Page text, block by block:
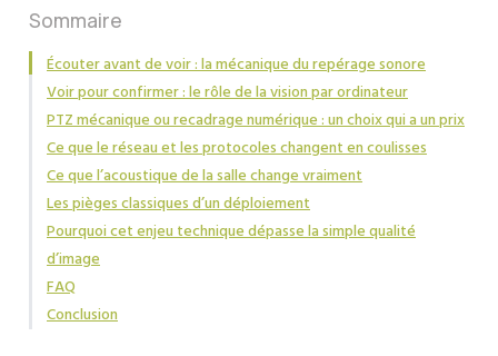
Sommaire
Écouter avant de voir : la mécanique du repérage sonore
Voir pour confirmer : le rôle de la vision par ordinateur
PTZ mécanique ou recadrage numérique : un choix qui a un prix
Ce que le réseau et les protocoles changent en coulisses
Ce que l’acoustique de la salle change vraiment
Les pièges classiques d’un déploiement
Pourquoi cet enjeu technique dépasse la simple qualité
d’image
FAQ
Conclusion